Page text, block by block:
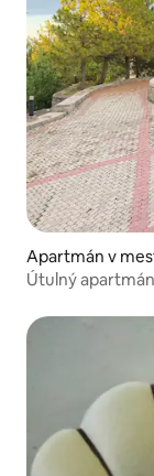
Apartmán v
Útulný apartmán